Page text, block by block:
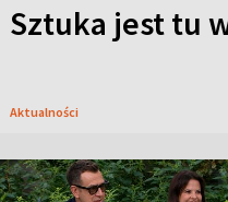
Sztuka jest tu
Aktualności